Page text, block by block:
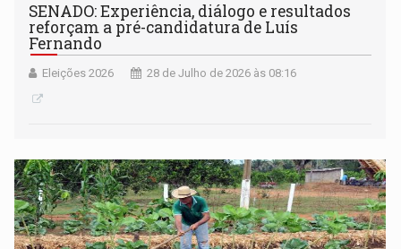
SENADO: Experiência, diálogo e resultados
reforçam a pré-candidatura de Luís
Fernando
Eleições 2026 28 de Julho de 2026 às 08:16